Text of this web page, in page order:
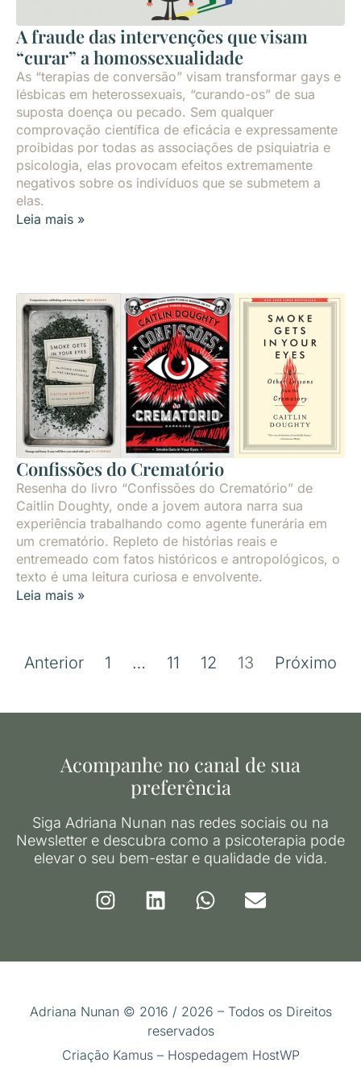
A fraude das intervenções que visam
“curar” a homossexualidade
As “terapias de conversão” visam transformar gays e
lésbicas em heterossexuais, “curando-os” de sua
suposta doença ou pecado. Sem qualquer
comprovação científica de eficácia e expressamente
proibidas por todas as associações de psiquiatria e
psicologia, elas provocam efeitos extremamente
negativos sobre os indivíduos que se submetem a
elas.
Leia mais »
Confissões do Crematório
Resenha do livro “Confissões do Crematório” de
Caitlin Doughty, onde a jovem autora narra sua
experiência trabalhando como agente funerária em
um crematório. Repleto de histórias reais e
entremeado com fatos históricos e antropológicos, o
texto é uma leitura curiosa e envolvente.
Leia mais »
Anterior 1 … 11 12 13 Próximo
Acompanhe no canal de sua
preferência
Siga Adriana Nunan nas redes sociais ou na
Newsletter e descubra como a psicoterapia pode
elevar o seu bem-estar e qualidade de vida.
Adriana Nunan © 2016 / 2026 – Todos os Direitos
reservados
Criação Kamus– Hospedagem HostWP